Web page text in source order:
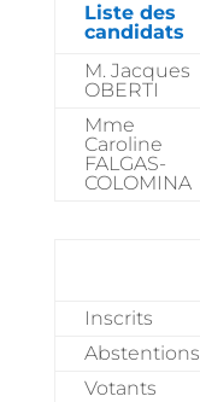
Liste des
candidats
M. Jacques
OBERTI
Mme
Caroline
FALGAS-
COLOMINA
Inscrits
Abstentions
Votants